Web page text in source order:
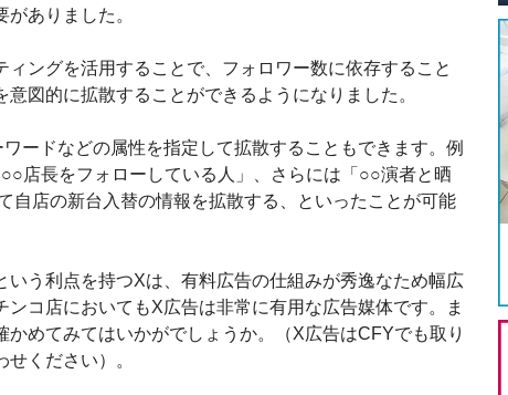
ありました。
ングを活用することで、フォロワー数に依存すること
図的に拡散することができるようになりました。
ードなどの属性を指定して拡散することもできます。例
店長をフォローしている人」、さらには「○○演者と晒
自店の新台入替の情報を拡散する、といったことが可能
う利点を持つXは、有料広告の仕組みが秀逸なため幅広
コ店においてもX広告は非常に有用な広告媒体です。ま
めてみてはいかがでしょうか。（X広告はCFYでも取り
ください）。